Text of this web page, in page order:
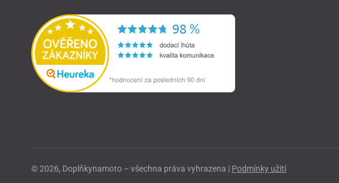
© 2026, Doplňkynamoto – všechna práva vyhrazena | Podmínky užití